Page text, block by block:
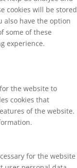
cookies will be stored
also have the option
some of these
experience.
the website to
cookies that
of the website.
for the website